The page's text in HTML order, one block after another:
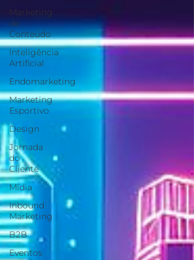
Marketing
de
Conteúdo
Inteligência
Artificial
Endomarketing
Marketing
Esportivo
Design
Jornada
do
Cliente
Mídia
Inbound
Marketing
B2B
Eventos